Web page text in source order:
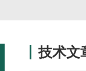
技术文